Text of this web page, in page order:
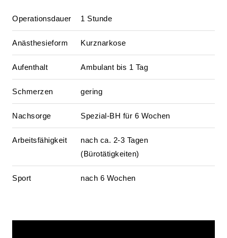
Operationsdauer 1 Stunde
Anästhesieform Kurznarkose
Aufenthalt Ambulant bis 1 Tag
Schmerzen gering
Nachsorge Spezial-BH für 6 Wochen
Arbeitsfähigkeit
nach ca. 2-3 Tagen
(Bürotätigkeiten)
Sport nach 6 Wochen